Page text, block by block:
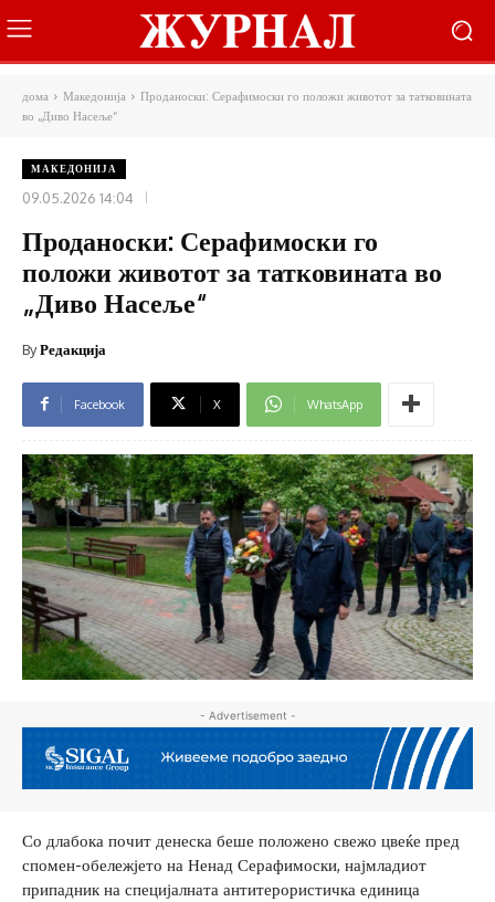
дома Македонија
Проданоски: Серафимоски го положи животот за татковината
во „Диво Насеље“
МАКЕДОНИЈА
09.05.2026 14:04
Проданоски: Серафимоски го
положи животот за татковината во
„Диво Насеље“
ByРедакција
Facebook X WhatsApp
- Advertisement -
Со длабока почит денеска беше положено свежо цвеќе пред
спомен-обележјето на Ненад Серафимоски, најмладиот
припадник на специјалната антитерористичка единица